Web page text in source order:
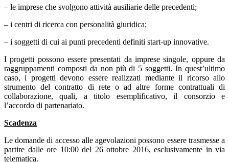
– le imprese che svolgono attività ausiliarie delle precedenti;
– i centri di ricerca con personalità giuridica;
– i soggetti di cui ai punti precedenti definiti start-up innovative.
I progetti possono essere presentati da imprese singole, oppure da
raggruppamenti composti da non più di 5 soggetti. In quest’ultimo
caso, i progetti devono essere realizzati mediante il ricorso allo
strumento del contratto di rete o ad altre forme contrattuali di
collaborazione, quali, a titolo esemplificativo, il consorzio e
l’accordo di partenariato.
Scadenza
Le domande di accesso alle agevolazioni possono essere trasmesse a
partire dalle ore 10:00 del 26 ottobre 2016, esclusivamente in via
telematica.